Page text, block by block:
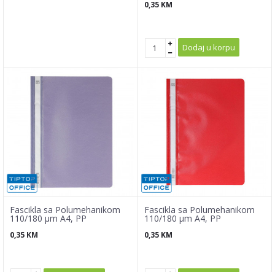
0,35 KM
Dodaj u korpu
Fascikla sa Polumehanikom
110/180 µm A4, PP
0,35 KM
Fascikla sa Polumehanikom
110/180 µm A4, PP
0,35 KM